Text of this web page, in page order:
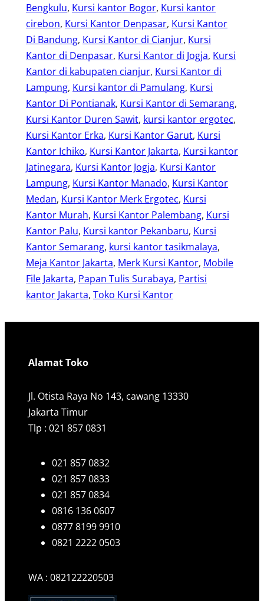
Bengkulu, Kursi kantor Bogor, Kursi kantor
cirebon, Kursi Kantor Denpasar, Kursi Kantor
Di Bandung, Kursi Kantor di Cianjur, Kursi
Kantor di Denpasar, Kursi Kantor di Jogja, Kursi
Kantor di kabupaten cianjur, Kursi Kantor di
Lampung, Kursi kantor di Pamulang, Kursi
Kantor Di Pontianak, Kursi Kantor di Semarang
Kursi Kantor Duren Sawit, kursi kantor ergotec
Kursi Kantor Erka, Kursi Kantor Garut, Kursi
Kantor Ichiko, Kursi Kantor Jakarta, Kursi kantor
Jatinegara, Kursi Kantor Jogja, Kursi Kantor
Lampung, Kursi Kantor Manado, Kursi Kantor
Medan, Kursi Kantor Merk Ergotec, Kursi
Kantor Murah, Kursi Kantor Palembang, Kursi
Kantor Palu, Kursi kantor Pekanbaru, Kursi
Kantor Semarang, kursi kantor tasikmalaya
Meja Kantor Jakarta, Merk Kursi Kantor, Mobile
File Jakarta, Papan Tulis Surabaya, Partisi
kantor Jakarta, Toko Kursi Kantor
Alamat Toko
Jl. Otista Raya No 143, cawang 13330
Jakarta Timur
Tlp : 021 857 0831
021 857 0832
021 857 0833
021 857 0834
0816 136 0607
0877 8199 9910
0821 2222 0503
WA : 082122220503